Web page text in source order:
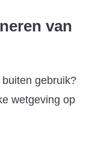
van
gebruik?
wetgeving op